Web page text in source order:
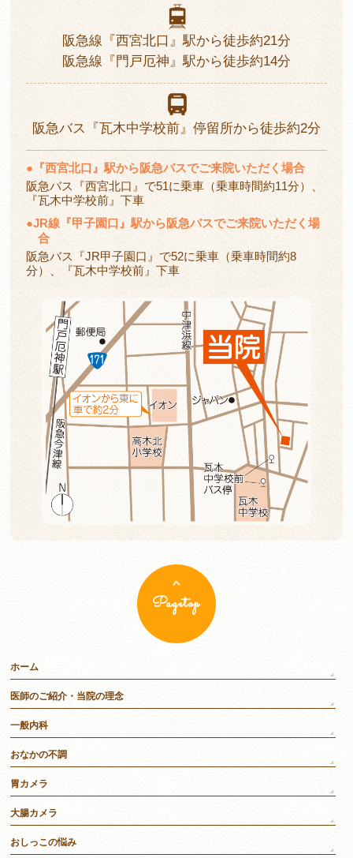
阪急線 『西宮北口』駅から徒歩約21分
阪急線 『門戸厄神』駅から徒歩約14分
阪急バス 『瓦木中学校前』停留所から徒歩約2分
● 『西宮北口』駅から阪急バスでご来院いただく場合
阪急バス『西宮北口』で51に乗車（乗車時間約11分）、
『瓦木中学校前』下車
●JR線『甲子園口』駅から阪急バスでご来院いただく場
合
阪急バス『JR甲子園口』で52に乗車（乗車時間約8
分）、『瓦木中学校前』下車
Pagetop
ホーム
医師のご紹介・当院の理念
一般内科
おなかの不調
胃カメラ
大腸カメラ
おしっこの悩み